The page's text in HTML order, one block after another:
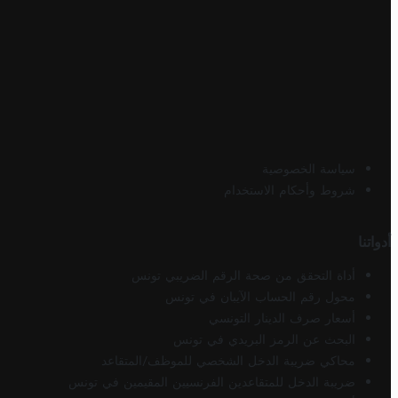
سياسة الخصوصية
شروط وأحكام الاستخدام
أدواتنا
أداة التحقق من صحة الرقم الضريبي تونس
محول رقم الحساب الآيبان في تونس
أسعار صرف الدينار التونسي
البحث عن الرمز البريدي في تونس
محاكي ضريبة الدخل الشخصي للموظف/المتقاعد
ضريبة الدخل للمتقاعدين الفرنسيين المقيمين في تونس